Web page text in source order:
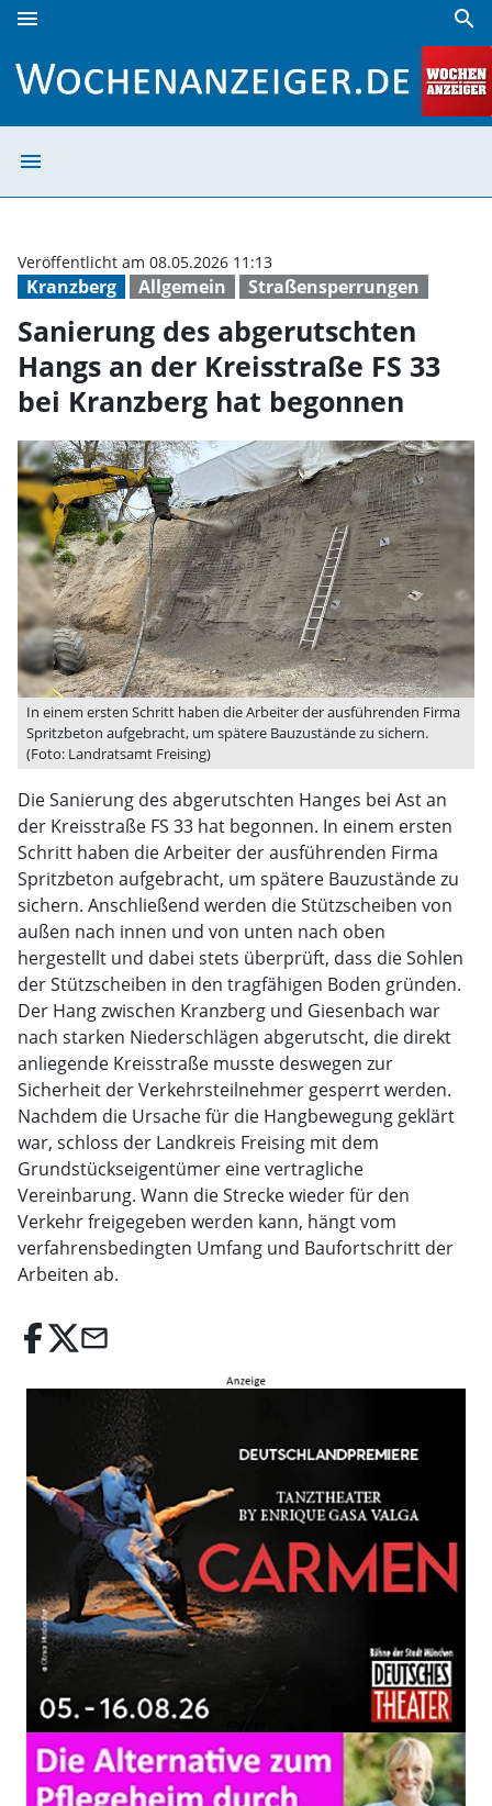
menu search
menu
Kranzberg Allgemein Straßensperrungen
Veröffentlicht am 08.05.2026 11:13
Sanierung des abgerutschten
Hangs an der Kreisstraße FS 33
bei Kranzberg hat begonnen
In einem ersten Schritt haben die Arbeiter der ausführenden Firma
Spritzbeton aufgebracht, um spätere Bauzustände zu sichern.
(Foto: Landratsamt Freising)
Die Sanierung des abgerutschten Hanges bei Ast an
der Kreisstraße FS 33 hat begonnen. In einem ersten
Schritt haben die Arbeiter der ausführenden Firma
Spritzbeton aufgebracht, um spätere Bauzustände zu
sichern. Anschließend werden die Stützscheiben von
außen nach innen und von unten nach oben
hergestellt und dabei stets überprüft, dass die Sohlen
der Stützscheiben in den tragfähigen Boden gründen.
Der Hang zwischen Kranzberg und Giesenbach war
nach starken Niederschlägen abgerutscht, die direkt
anliegende Kreisstraße musste deswegen zur
Sicherheit der Verkehrsteilnehmer gesperrt werden.
Nachdem die Ursache für die Hangbewegung geklärt
war, schloss der Landkreis Freising mit dem
Grundstückseigentümer eine vertragliche
Vereinbarung. Wann die Strecke wieder für den
Verkehr freigegeben werden kann, hängt vom
verfahrensbedingten Umfang und Baufortschritt der
Arbeiten ab.
email